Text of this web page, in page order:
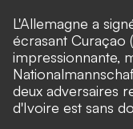
L'Allemagne a
écrasant Curaçao
impressionnante,
deux adversaires
d'Ivoire est sans